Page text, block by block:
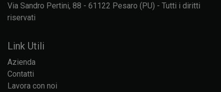
Via Sandro Pertini, 88 - 61122 Pesaro (PU) - Tutti i diritti
riservati
Link Utili
Azienda
Contatti
Lavora con noi